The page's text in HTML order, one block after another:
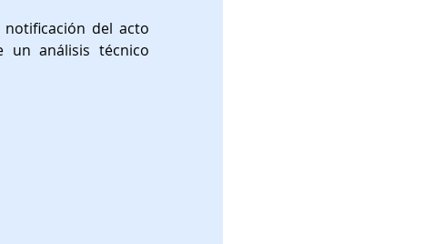
del acto
un análisis técnico